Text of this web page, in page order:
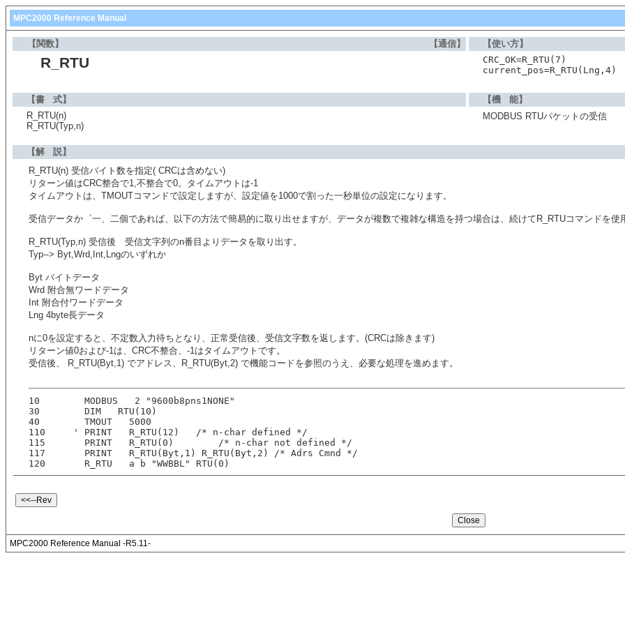
MPC2000 Reference Manual
【関数】 【通信】 【使い方】
R_RTU
CRC_OK=R_RTU(7)
current_pos=R_RTU(Lng,4)
【書 式】
【機 能】
R_RTU(n)
R_RTU(Typ,n)
MODBUS RTUパケットの受信
【解 説】
R_RTU(n) 受信バイト数を指定( CRCは含めない)
リターン値はCRC整合で1,不整合で0。タイムアウトは-1
タイムアウトは、TMOUTコマンドで設定しますが、設定値を1000で割った一秒単位の設定になります。
受信データか゜一、二個であれば、以下の方法で簡易的に取り出せますが、データが複数で複雑な構造を持つ場合は、続けてR_RTUコマンドを使
R_RTU(Typ,n) 受信後 受信文字列のn番目よりデータを取り出す。
Typ--> Byt,Wrd,Int,Lngのいずれか
Byt バイトデータ
Wrd 附合無ワードデータ
Int 附合付ワードデータ
Lng 4byte長データ
nに0を設定すると、不定数入力待ちとなり、正常受信後、受信文字数を返します。(CRCは除きます)
リターン値0および-1は、CRC不整合、-1はタイムアウトです。
受信後、 R_RTU(Byt,1) でアドレス、R_RTU(Byt,2) で機能コードを参照のうえ、必要な処理を進めます。
10        MODBUS   2 "9600b8pns1NONE"
30        DIM   RTU(10)
40        TMOUT   5000
110     ' PRINT   R_RTU(12)   /* n-char defined */
115       PRINT   R_RTU(0)        /* n-char not defined */
117       PRINT   R_RTU(Byt,1) R_RTU(Byt,2) /* Adrs Cmnd */
120       R_RTU   a b "WWBBL" RTU(0)
MPC2000 Reference Manual -R5.11-